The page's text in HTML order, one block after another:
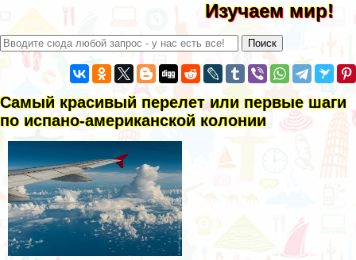
Изучаем мир!
Самый красивый перелет или первые шаги
по испано-американской колонии